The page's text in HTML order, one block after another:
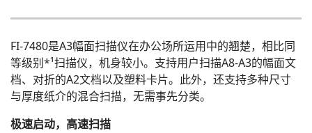
FI-7480是A3幅面扫描仪在办公场所运用中的翘楚，相比同
等级别*¹扫描仪，机身较小。支持用户扫描A8-A3的幅面文
档、对折的A2文档以及塑料卡片。此外，还支持多种尺寸
与厚度纸介的混合扫描，无需事先分类。
极速启动，高速扫描